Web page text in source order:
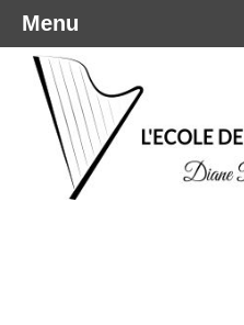
Menu